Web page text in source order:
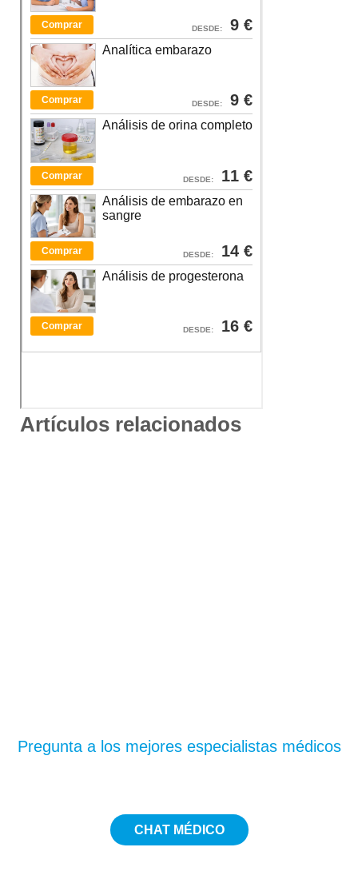
Artículos relacionados
Pregunta a los mejores especialistas médicos
CHAT MÉDICO